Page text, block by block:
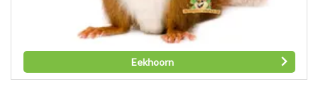
Eekhoorn